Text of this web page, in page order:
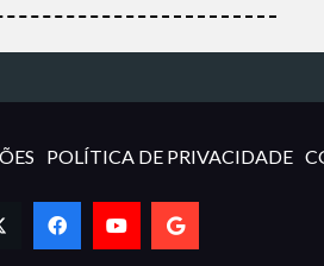
POLÍTICA DE PRIVACIDADE